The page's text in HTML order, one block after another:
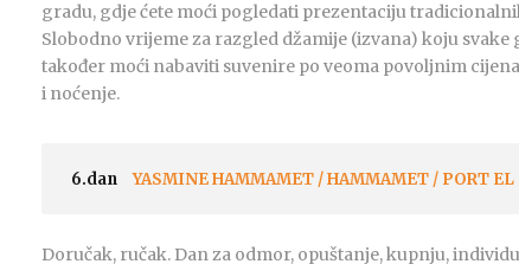
gradu, gdje ćete moći pogledati prezentaciju
Slobodno vrijeme za razgled džamije (izvana) koju svake
također moći nabaviti suvenire po veoma povoljnim
i noćenje.
6.dan YASMINE HAMMAMET / HAMMAMET / PORT
Doručak, ručak. Dan za odmor, opuštanje, kupnju,